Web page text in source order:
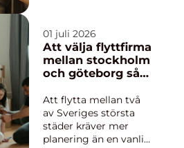
denna småstadsidyll.
Vaggeryd, beläget i
Jönköpings län,
erbjuder en unik
01 juli 2026
Att välja flyttfirma
mellan stockholm
och göteborg så
och smart flytt
Att flytta mellan två
av Sveriges största
städer kräver mer
planering än en vanlig